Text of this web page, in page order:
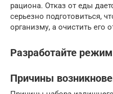
рациона. Отказ от еды
серьезно подготовиться,
организму, а очистить его
Разработайте
Причины